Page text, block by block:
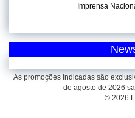
Imprensa
As promoções indicadas são
de agosto de 2026
© 2026